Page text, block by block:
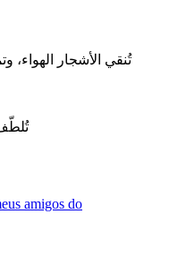
تُنقي الأشجار الهواء،
amigos do